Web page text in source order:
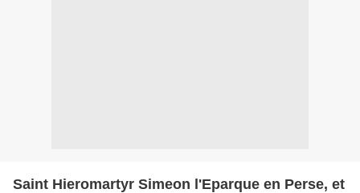
Saint Hieromartyr Simeon l'Eparque en Perse, et